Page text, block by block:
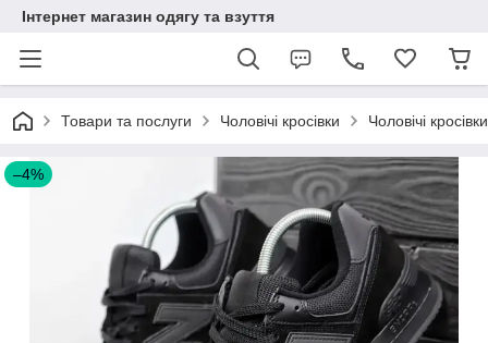
Інтернет магазин одягу та взуття
Товари та послуги Чоловічі кросівки Чоловічі
–4%